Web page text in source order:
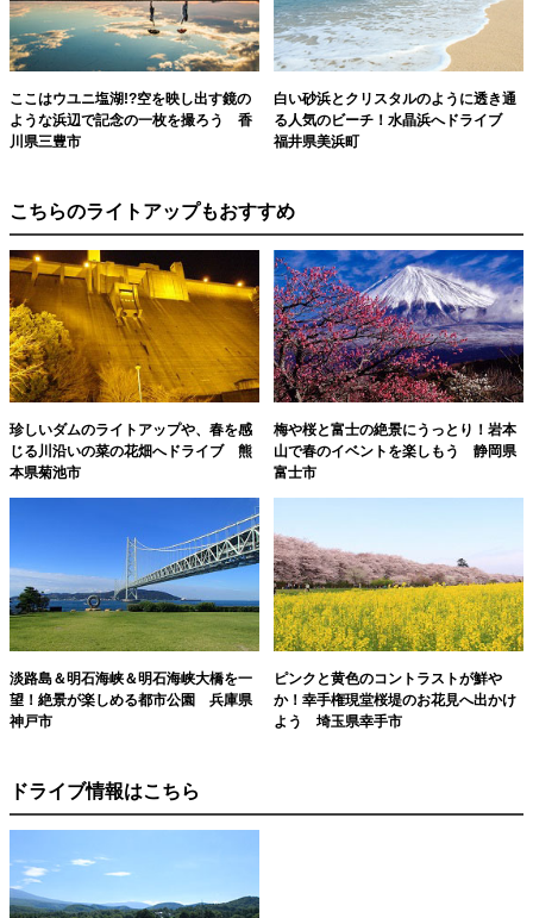
ここはウユニ塩湖!?空を映し出す鏡の
ような浜辺で記念の一枚を撮ろう 香
川県三豊市
白い砂浜とクリスタルのように透き通
る人気のビーチ！水晶浜へドライブ
福井県美浜町
こちらのライトアップもおすすめ
珍しいダムのライトアップや、春を感
じる川沿いの菜の花畑へドライブ 熊
本県菊池市
梅や桜と富士の絶景にうっとり！岩本
山で春のイベントを楽しもう 静岡県
富士市
淡路島＆明石海峡＆明石海峡大橋を一
望！絶景が楽しめる都市公園 兵庫県
神戸市
ピンクと黄色のコントラストが鮮や
か！幸手権現堂桜堤のお花見へ出かけ
よう 埼玉県幸手市
ドライブ情報はこちら